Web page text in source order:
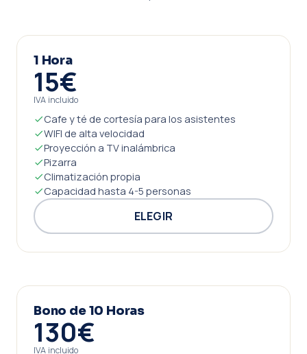
1 Hora
15€
IVA incluido
Cafe y té de cortesía para los asistentes
WIFI de alta velocidad
Proyección a TV inalámbrica
Pizarra
Climatización propia
Capacidad hasta 4-5 personas
ELEGIR
Bono de 10 Horas
130€
IVA incluido